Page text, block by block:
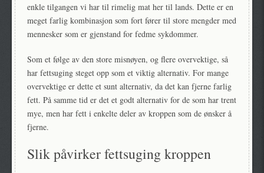
enkle tilgangen vi har til rimelig mat her til lands. Dette er en
meget farlig kombinasjon som fort fører til store mengder med
mennesker som er gjenstand for fedme sykdommer.
Som et følge av den store misnøyen, og flere overvektige, så
har fettsuging steget opp som et viktig alternativ. For mange
overvektige er dette et sunt alternativ, da det kan fjerne farlig
fett. På samme tid er det et godt alternativ for de som har trent
mye, men har fett i enkelte deler av kroppen som de ønsker å
fjerne.
Slik påvirker fettsuging kroppen